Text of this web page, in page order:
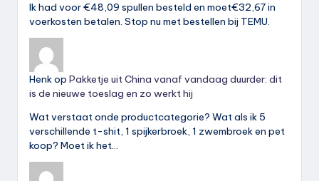
Ik had voor €48,09 spullen besteld en moet€32,67 in
voerkosten betalen. Stop nu met bestellen bij TEMU.
Henkop Pakketje uit China vanaf vandaag duurder: dit
is de nieuwe toeslag en zo werkt hij
Wat verstaat onde productcategorie? Wat als ik 5
verschillende t-shit, 1 spijkerbroek, 1 zwembroek en pet
koop? Moet ik het…